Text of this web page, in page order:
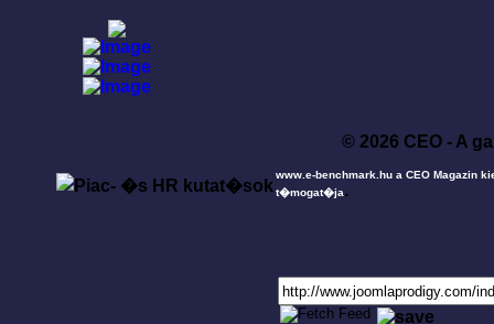
© 2026 CEO - A
www.e-benchmark.hu a CEO Magazin
t�mogat�ja.